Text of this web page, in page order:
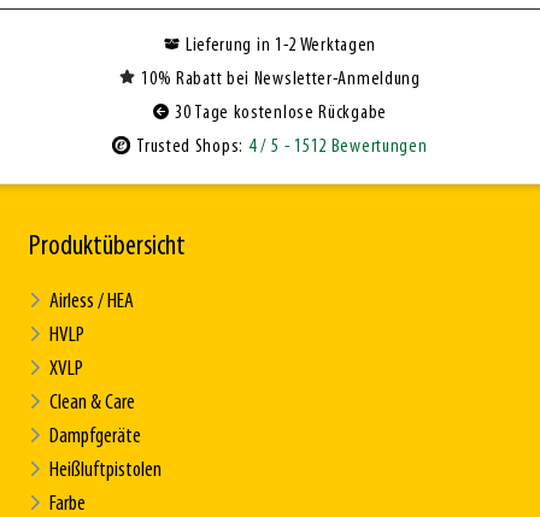
Lieferung in 1-2 Werktagen
10% Rabatt bei Newsletter-Anmeldung
30 Tage kostenlose Rückgabe
Trusted Shops: 4/ 5 - 1512 Bewertungen
Produktübersicht
Airless / HEA
HVLP
XVLP
Clean & Care
Dampfgeräte
Heißluftpistolen
Farbe